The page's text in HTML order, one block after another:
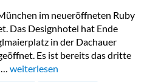
im neueröffneten Ruby
Das Designhotel hat Ende
in der Dachauer
Es ist bereits das dritte
… „Zu Gast im neuen Ruby Lilly Hotel
weiterlesen